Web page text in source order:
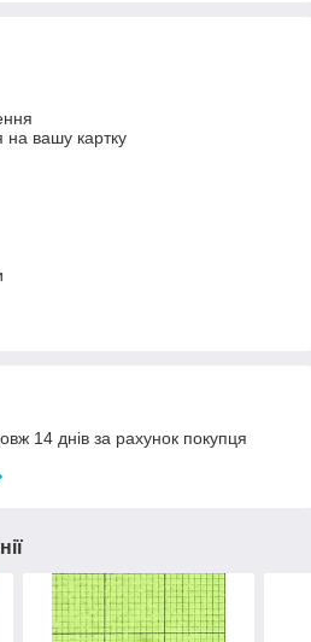
на вашу картку
14 днів за рахунок покупця